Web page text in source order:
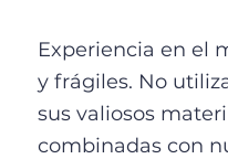
Experiencia en el
y frágiles. No
sus valiosos
combinadas con